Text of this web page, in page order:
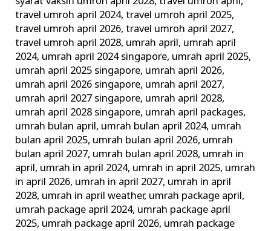
travel umroh april 2024,travel umroh april 2025,
travel umroh april 2026,travel umroh april 2027,
travel umroh april 2028, umrah april, umrah april
2024, umrah april 2024 singapore, umrah april 2025,
umrah april 2025 singapore, umrah april 2026,
umrah april 2026 singapore, umrah april 2027,
umrah april 2027 singapore, umrah april 2028,
umrah april 2028 singapore, umrah april packages,
umrah bulan april, umrah bulan april 2024, umrah
bulan april 2025, umrah bulan april 2026, umrah
bulan april 2027, umrah bulan april 2028, umrah in
april, umrah in april 2024, umrah in april 2025, umrah
in april 2026, umrah in april 2027, umrah in april
2028, umrah in april weather, umrah package april,
umrah package april 2024, umrah package april
2025, umrah package april 2026, umrah package